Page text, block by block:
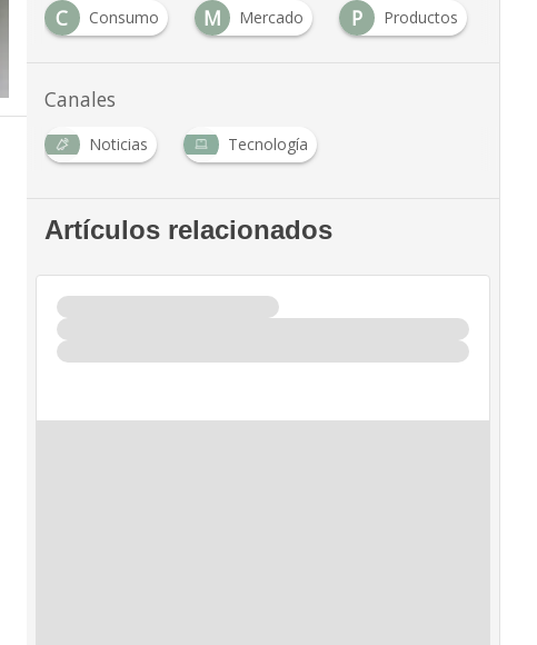
C Consumo M Mercado P Productos
Canales
Noticias Tecnología
Artículos relacionados